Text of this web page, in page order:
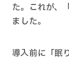
た。これが、
ました。
導入前に「眠